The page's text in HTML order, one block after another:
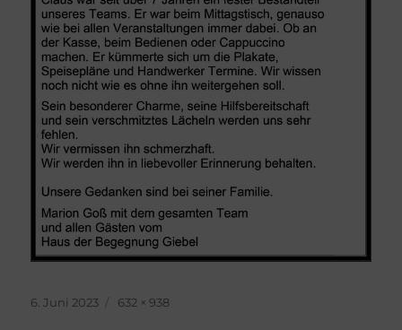
Veröffentlicht
6. Juni 2023 Originalgröße
632 × 938